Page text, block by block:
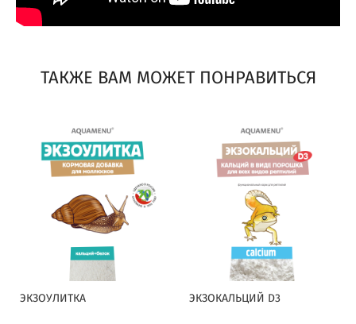
ТАКЖЕ ВАМ МОЖЕТ ПОНРАВИТЬСЯ
ЭКЗОУЛИТКА ЭКЗОКАЛЬЦИЙ D3